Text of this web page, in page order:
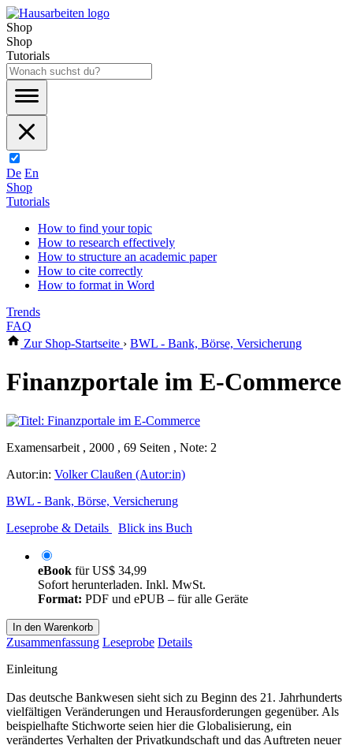
Shop
Shop
Tutorials
De En
Shop
Tutorials
How to find your topic
How to research effectively
How to structure an academic paper
How to cite correctly
How to format in Word
Trends
FAQ
Zur Shop-Startseite › BWL - Bank, Börse, Versicherung
Finanzportale im E-Commerce
Examensarbeit , 2000 , 69 Seiten , Note: 2
Autor:in: Volker Claußen (Autor:in)
BWL - Bank, Börse, Versicherung
Leseprobe & Details
Blick ins Buch
eBook fürUS$ 34,99
Sofort herunterladen. Inkl. MwSt.
Format: PDF und ePUB – für alle Geräte
In den Warenkorb
Zusammenfassung Leseprobe Details
Einleitung
Das deutsche Bankwesen sieht sich zu Beginn des 21. Jahrhunderts
vielfältigen Veränderungen und Herausforderungen gegenüber. Als
beispielhafte Stichworte seien hier die Globalisierung, ein
verändertes Verhalten der Privatkundschaft und das Auftreten neuer